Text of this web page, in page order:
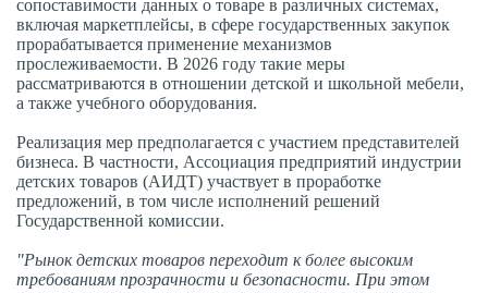
сопоставимости данных о товаре в различных системах,
включая маркетплейсы, в сфере государственных закупок
прорабатывается применение механизмов
прослеживаемости. В 2026 году такие меры
рассматриваются в отношении детской и школьной мебели,
а также учебного оборудования.
Реализация мер предполагается с участием представителей
бизнеса. В частности, Ассоциация предприятий индустрии
детских товаров (АИДТ) участвует в проработке
предложений, в том числе исполнений решений
Государственной комиссии.
"Рынок детских товаров переходит к более высоким
требованиям прозрачности и безопасности. При этом